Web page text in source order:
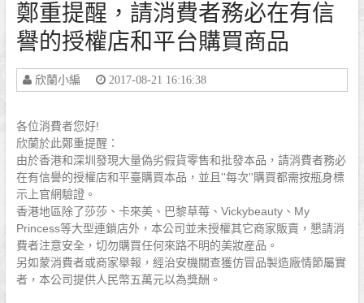
鄭重提醒，請消費者務必在有信
譽的授權店和平台購買商品
欣蘭小編 2017-08-21 16:16:38
各位消費者您好!
欣蘭於此​鄭重提醒：
由於香港和深圳發現大量偽劣假貨零售和批發本品，請消費者務必
在有信譽的授權店和平臺購買本品，並且''每次''購買都需按瓶身標
示上官網驗證。
香港地區除了莎莎、卡來美、巴黎草莓、Vickybeauty、My
Princess等大型連鎖店外，本公司並未授權其它商家販賣，懇請消
費者注意安全，切勿購買任何來路不明的美妝産品。
另如蒙消費者或商家舉報，經治安機關查獲仿冒品製造廠情節屬實
者，本公司提供人民幣五萬元以為獎酬。